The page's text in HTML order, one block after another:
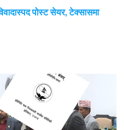
पोस्ट सेयर, टेक्सासमा